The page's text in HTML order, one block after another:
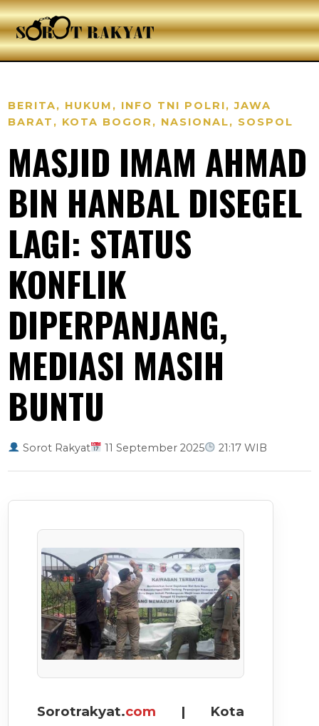
BERITA, HUKUM , INFO TNI POLRI,JAWA
BARAT , KOTA BOGOR , NASIONAL, SOSPOL
MASJID IMAM AHMAD
BIN HANBAL DISEGEL
LAGI: STATUS
KONFLIK
DIPERPANJANG,
MEDIASI MASIH
BUNTU
Sorot Rakyat 11 September 2025 21:17 WIB
Sorotrakyat.com | Kota